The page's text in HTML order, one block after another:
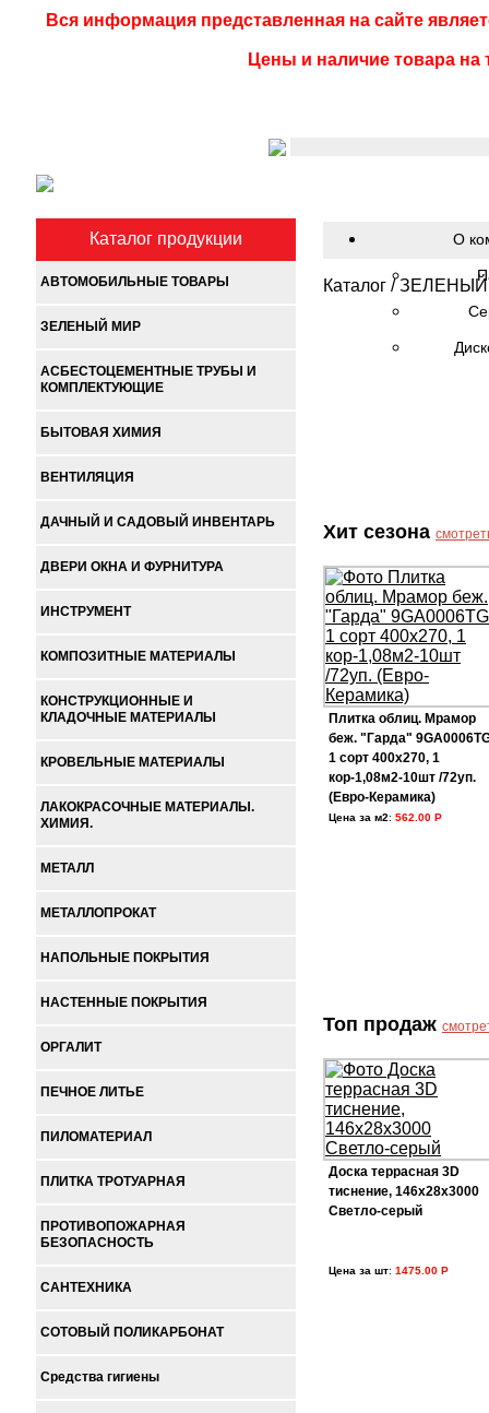
Вся информация представленная на сайте
Цены и наличие товара на
Каталог продукции
АВТОМОБИЛЬНЫЕ ТОВАРЫ
ЗЕЛЕНЫЙ МИР
АСБЕСТОЦЕМЕНТНЫЕ ТРУБЫ И
КОМПЛЕКТУЮЩИЕ
БЫТОВАЯ ХИМИЯ
ВЕНТИЛЯЦИЯ
ДАЧНЫЙ И САДОВЫЙ ИНВЕНТАРЬ
ДВЕРИ ОКНА И ФУРНИТУРА
ИНСТРУМЕНТ
КОМПОЗИТНЫЕ МАТЕРИАЛЫ
КОНСТРУКЦИОННЫЕ И
КЛАДОЧНЫЕ МАТЕРИАЛЫ
КРОВЕЛЬНЫЕ МАТЕРИАЛЫ
ЛАКОКРАСОЧНЫЕ МАТЕРИАЛЫ.
ХИМИЯ.
МЕТАЛЛ
МЕТАЛЛОПРОКАТ
НАПОЛЬНЫЕ ПОКРЫТИЯ
НАСТЕННЫЕ ПОКРЫТИЯ
ОРГАЛИТ
ПЕЧНОЕ ЛИТЬЕ
ПИЛОМАТЕРИАЛ
ПЛИТКА ТРОТУАРНАЯ
ПРОТИВОПОЖАРНАЯ
БЕЗОПАСНОСТЬ
САНТЕХНИКА
СОТОВЫЙ ПОЛИКАРБОНАТ
Средства гигиены
О
Каталог /
Хит сезона
Плитка облиц. Мрамор
беж. "Гарда"
1 сорт 400х270, 1
кор-1,08м2-10шт /72уп.
(Евро-Керамика)
Цена за м2: 562.00 Р
Топ продаж
Доска террасная 3D
тиснение, 146х28х3000
Светло-серый
Цена за шт: 1475.00 Р